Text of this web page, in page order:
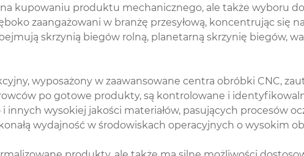
kupowaniu produktu mechanicznego, ale także wyboru
zaangażowani w branżę przesyłową, koncentrując
skrzynią biegów rolną, planetarną skrzynię biegów,
wyposażony w zaawansowane centra obróbki CNC,
po gotowe produkty, są kontrolowane i
innych wysokiej jakości materiałów, pasujących procesów
wydajność w środowiskach operacyjnych o wysokim